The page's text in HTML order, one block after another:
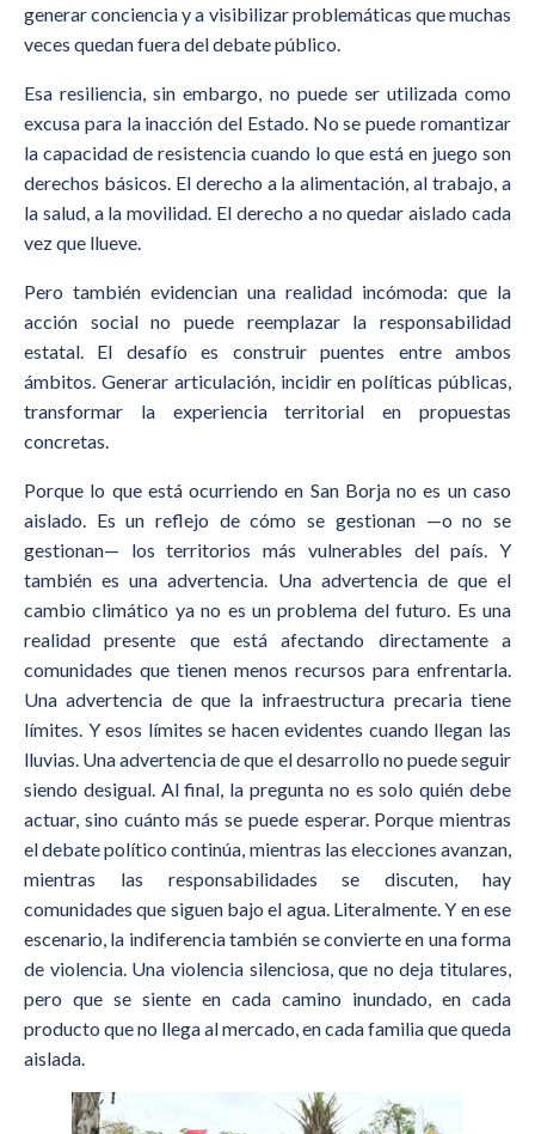
generar conciencia y a visibilizar problemáticas que muchas
veces quedan fuera del debate público.
Esa resiliencia, sin embargo, no puede ser utilizada como
excusa para la inacción del Estado. No se puede romantizar
la capacidad de resistencia cuando lo que está en juego son
derechos básicos. El derecho a la alimentación, al trabajo, a
la salud, a la movilidad. El derecho a no quedar aislado cada
vez que llueve.
Pero también evidencian una realidad incómoda: que la
acción social no puede reemplazar la responsabilidad
estatal. El desafío es construir puentes entre ambos
ámbitos. Generar articulación, incidir en políticas públicas,
transformar la experiencia territorial en propuestas
concretas.
Porque lo que está ocurriendo en San Borja no es un caso
aislado. Es un reflejo de cómo se gestionan —o no se
gestionan— los territorios más vulnerables del país. Y
también es una advertencia. Una advertencia de que el
cambio climático ya no es un problema del futuro. Es una
realidad presente que está afectando directamente a
comunidades que tienen menos recursos para enfrentarla.
Una advertencia de que la infraestructura precaria tiene
límites. Y esos límites se hacen evidentes cuando llegan las
lluvias. Una advertencia de que el desarrollo no puede seguir
siendo desigual. Al final, la pregunta no es solo quién debe
actuar, sino cuánto más se puede esperar. Porque mientras
el debate político continúa, mientras las elecciones avanzan,
mientras las responsabilidades se discuten, hay
comunidades que siguen bajo el agua. Literalmente. Y en ese
escenario, la indiferencia también se convierte en una forma
de violencia. Una violencia silenciosa, que no deja titulares,
pero que se siente en cada camino inundado, en cada
producto que no llega al mercado, en cada familia que queda
aislada.